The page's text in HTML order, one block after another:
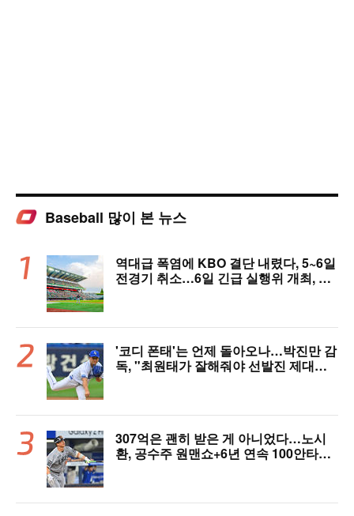
Baseball 많이 본 뉴스
역대급 폭염에 KBO 결단 내렸다, 5~6일
전경기 취소…6일 긴급 실행위 개최, 폭
'코디 폰태'는 언제 돌아오나…박진만 감
독, "최원태가 잘해줘야 선발진 제대로
307억은 괜히 받은 게 아니었다…노시
환, 공수주 원맨쇼+6년 연속 100안타